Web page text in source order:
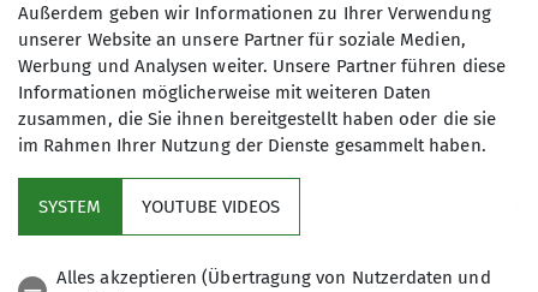
Maximale Teilnehmeranzahl
12
Außerdem geben wir Informationen zu Ihrer Verwendung
unserer Website an unsere Partner für soziale Medien,
Werbung und Analysen weiter. Unsere Partner führen diese
Informationen möglicherweise mit weiteren Daten
zusammen, die Sie ihnen bereitgestellt haben oder die sie
im Rahmen Ihrer Nutzung der Dienste gesammelt haben.
SYSTEM YOUTUBE VIDEOS
Alles akzeptieren (Übertragung von Nutzerdaten und